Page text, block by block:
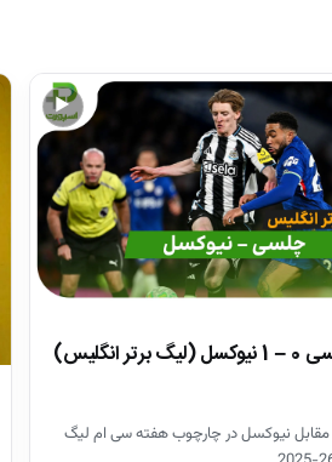
▶
نیوکسل در چارچوب هفته سی ام لیگ